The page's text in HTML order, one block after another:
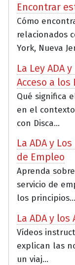
Encontrar
Cómo
relacionados
York, Nueva
La Ley ADA
Acceso a
Qué significa
en el
con Disca...
La ADA y
de Empleo
Aprenda
servicio de
los principios...
La ADA y
Vídeos
explican las
un viaj...